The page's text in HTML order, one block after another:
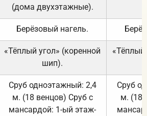
(дома двухэтажные).
Берёзовый нагель.
«Тёплый угол» (коренной
шип).
«Тёплый
Сруб одноэтажный: 2,4
м. (18 венцов) Сруб с
мансардой: 1-ый этаж-
Сруб
м. (18